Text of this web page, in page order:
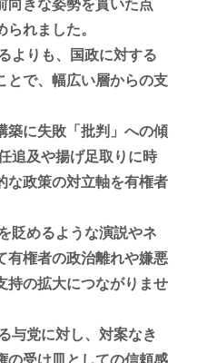
向きな姿勢を貫いた点
れました。
よりも、国政に対する
とで、幅広い層からの支
築に失敗「批判」への傾
追及や揚げ足取りに時
な政策の対立軸を有権者
貶めるような演説やネ
有権者の政治離れや嫌悪
持の拡大につながりませ
与党に対し、対案なき